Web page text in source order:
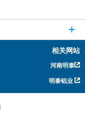
相关网站
河南明泰
明泰铝业